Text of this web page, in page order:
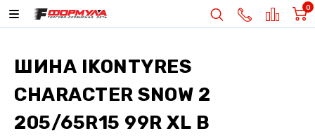
0
ШИНА IKONTYRES
CHARACTER SNOW 2
205/65R15 99R XL В